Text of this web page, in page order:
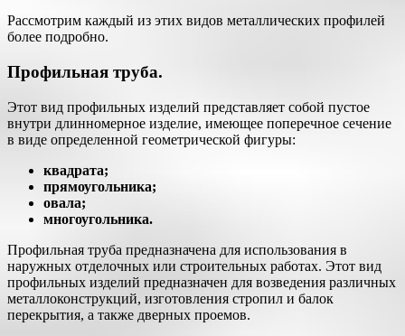
Рассмотрим каждый из этих видов металлических профилей
более подробно.
Профильная труба.
Этот вид профильных изделий представляет собой пустое
внутри длинномерное изделие, имеющее поперечное сечение
в виде определенной геометрической фигуры:
квадрата;
прямоугольника;
овала;
многоугольника.
Профильная труба предназначена для использования в
наружных отделочных или строительных работах. Этот вид
профильных изделий предназначен для возведения различных
металлоконструкций, изготовления стропил и балок
перекрытия, а также дверных проемов.